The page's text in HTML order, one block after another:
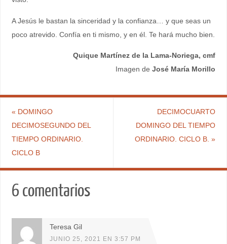
A Jesús le bastan la sinceridad y la confianza… y que seas un
poco atrevido. Confía en ti mismo, y en él. Te hará mucho bien.
Quique Martínez de la Lama-Noriega, cmf
Imagen deJosé María Morillo
« DOMINGO
DECIMOSEGUNDO DEL
TIEMPO ORDINARIO.
CICLO B
DECIMOCUARTO
DOMINGO DEL TIEMPO
ORDINARIO. CICLO B.»
6 comentarios
Teresa Gil
JUNIO 25, 2021 EN 3:57 PM